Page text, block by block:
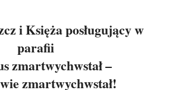
i Księża posługujący w
parafii
zmartwychwstał –
zmartwychwstał!